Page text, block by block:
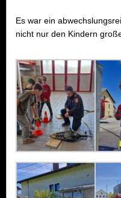
Es war ein
nicht nur den Kindern